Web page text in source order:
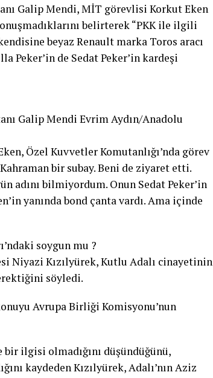
Galip Mendi, MİT görevlisi Korkut Eken
belirterek “PKK ile ilgili
beyaz Renault marka Toros aracı
Peker’in de Sedat Peker’in kardeşi
Galip Mendi Evrim Aydın/Anadolu
Özel Kuvvetler Komutanlığı’nda görev
bir subay. Beni de ziyaret etti.
adını bilmiyordum. Onun Sedat Peker’in
yanında bond çanta vardı. Ama içinde
soygun mu ?
Niyazi Kızılyürek, Kutlu Adalı cinayetinin
söyledi.
Avrupa Birliği Komisyonu’nun
ilgisi olmadığını düşündüğünü,
kaydeden Kızılyürek, Adalı’nın Aziz